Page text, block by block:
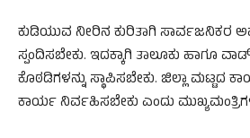
ಕುಡಿಯುವ ನೀರಿನ ಕುರಿತಾಗಿ ಸಾರ್ವಜನಿಕರ
ಸ್ಪಂದಿಸಬೇಕು. ಇದಕ್ಕಾಗಿ ತಾಲೂಕು ಹಾಗೂ
ಕೊಠಡಿಗಳನ್ನು ಸ್ಥಾಪಿಸಬೇಕು. ಜಿಲ್ಲಾ ಮಟ್ಟದ
ಕಾರ್ಯ ನಿರ್ವಹಿಸಬೇಕು ಎಂದು